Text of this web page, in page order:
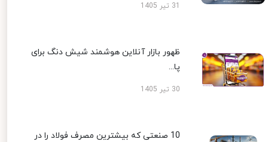
ظهور بازار آنلاین هوشمند شیش دنگ برای
پا...
30 تیر 1405
10 صنعتی که بیشترین مصرف فولاد را در